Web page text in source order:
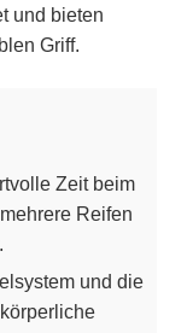
und bieten
Griff.
Zeit beim
Reifen
und die